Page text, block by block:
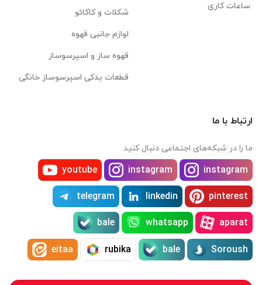
ساعات کاری
شکلات و کاکائو
لوازم جانبی قهوه
قهوه ساز و اسپرسوساز
قطعات یدکی اسپرسوساز خانگی
ارتباط با ما
ما را در شبکه‌های اجتماعی دنبال کنید
instagram
instagram
youtube
pinterest
linkedin
telegram
aparat
whatsapp
bale
Soroush
bale
rubika
eitaa